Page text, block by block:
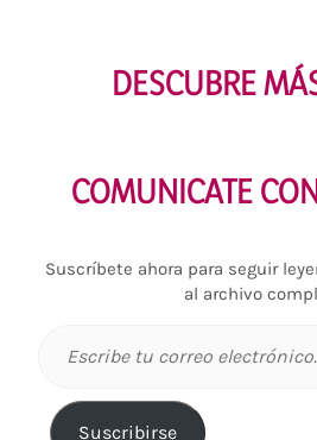
DESCUBRE
COMUNICATE
Suscríbete ahora para seguir
al archivo
correo
electrónico…
Suscribirse